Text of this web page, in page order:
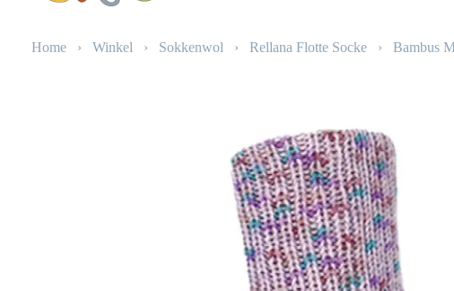
Home › Winkel › Sokkenwol › Rellana Flotte Socke › Bambus